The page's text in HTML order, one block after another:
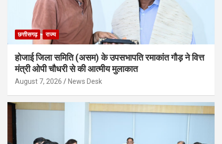
छत्तीसगढ़ राज्य
होजाई जिला समिति (असम) के उपसभापति रमाकांत गौड़ ने वित्त
मंत्री ओपी चौधरी से की आत्मीय मुलाकात
August 7, 2026 News Desk